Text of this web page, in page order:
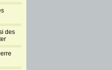
des